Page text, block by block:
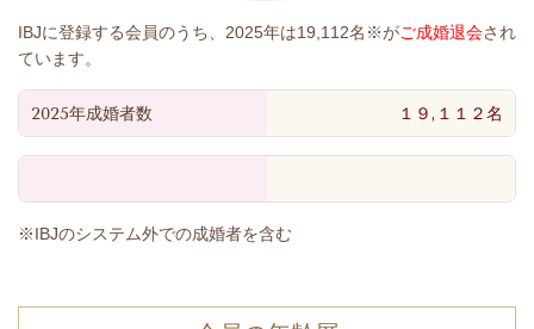
IBJに登録する会員のうち、2025年は19,112名※がご成婚退会され
ています。
2025年成婚者数 １９,１１２名
※IBJのシステム外での成婚者を含む